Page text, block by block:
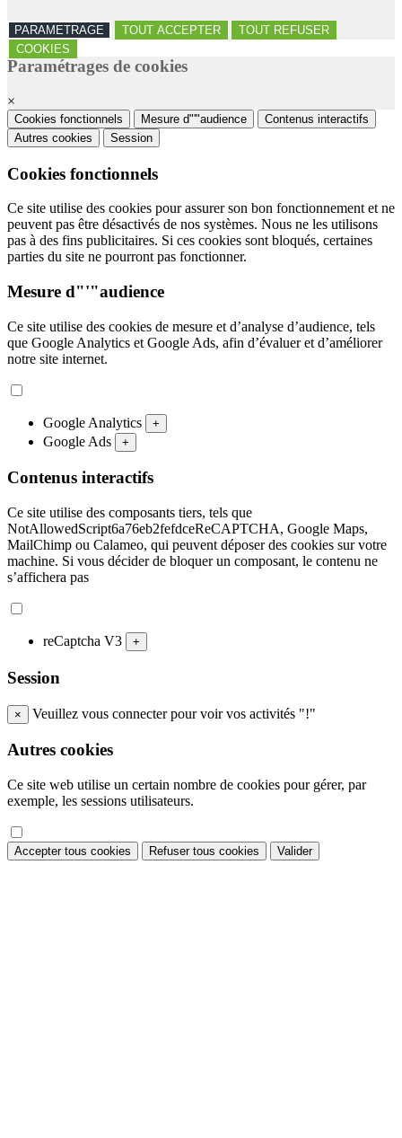
PARAMETRAGE TOUT ACCEPTER
TOUT REFUSER
COOKIES
Paramétrages de cookies
×
Cookies fonctionnels Mesure d"'"audience
Contenus interactifs
Autres cookies
Session
Cookies fonctionnels
Ce site utilise des cookies pour assurer son bon fonctionnement et ne
peuvent pas être désactivés de nos systèmes. Nous ne les utilisons
pas à des fins publicitaires. Si ces cookies sont bloqués, certaines
parties du site ne pourront pas fonctionner.
Mesure d"'"audience
Ce site utilise des cookies de mesure et d’analyse d’audience, tels
que Google Analytics et Google Ads, afin d’évaluer et d’améliorer
notre site internet.
Google Analytics +
Google Ads +
Contenus interactifs
Ce site utilise des composants tiers, tels que
NotAllowedScript6a76eb2fefdceReCAPTCHA, Google Maps,
MailChimp ou Calameo, qui peuvent déposer des cookies sur votre
machine. Si vous décider de bloquer un composant, le contenu ne
s’affichera pas
reCaptcha V3 +
Session
× Veuillez vous connecter pour voir vos activités "!"
Autres cookies
Ce site web utilise un certain nombre de cookies pour gérer, par
exemple, les sessions utilisateurs.
Accepter tous cookies Refuser tous cookies Valider